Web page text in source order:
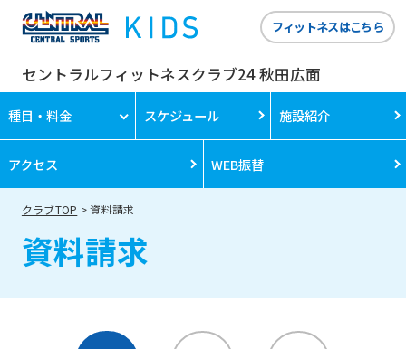
セントラルフィットネスクラブ24 秋田広面
フィットネスはこちら
種目・料金 スケジュール 施設紹介
アクセス WEB振替
クラブTOP 資料請求
資料請求